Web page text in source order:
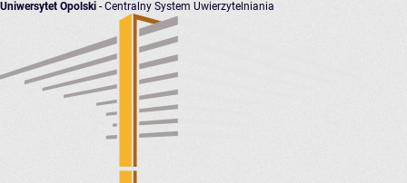
Uniwersytet Opolski - Centralny System Uwierzytelniania